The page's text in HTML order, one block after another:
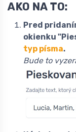
AKO NA TO:
Pred
okienku
typ písma.
Bude to